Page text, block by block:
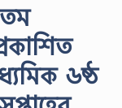
৬ষ্ঠ